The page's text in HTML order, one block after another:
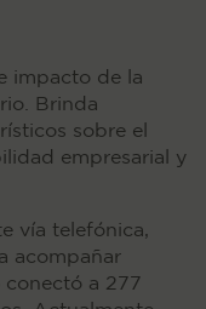
impacto de la
Brinda
sobre el
empresarial y
vía telefónica,
acompañar
conectó a 277